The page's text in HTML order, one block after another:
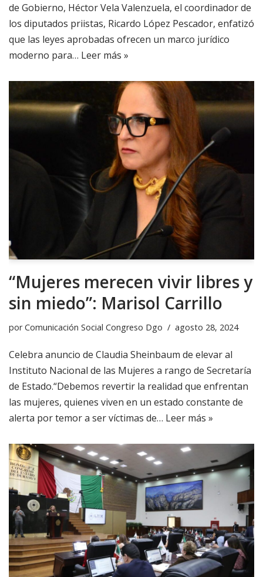
de Gobierno, Héctor Vela Valenzuela, el coordinador de
los diputados priistas, Ricardo López Pescador, enfatizó
que las leyes aprobadas ofrecen un marco jurídico
moderno para… Leer más »
“Mujeres merecen vivir libres y
sin miedo”: Marisol Carrillo
porComunicación Social Congreso Dgo agosto 28, 2024
Celebra anuncio de Claudia Sheinbaum de elevar al
Instituto Nacional de las Mujeres a rango de Secretaría
de Estado.“Debemos revertir la realidad que enfrentan
las mujeres, quienes viven en un estado constante de
alerta por temor a ser víctimas de… Leer más »